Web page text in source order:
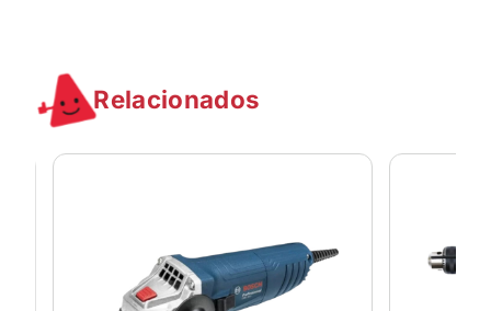
Relacionados